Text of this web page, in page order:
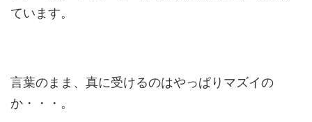
ています。
言葉のまま、真に受けるのはやっぱりマズイの
か・・・。